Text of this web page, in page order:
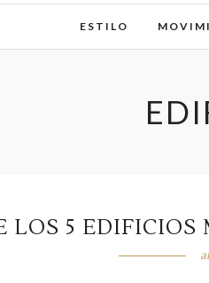
ESTILO
LOS 5